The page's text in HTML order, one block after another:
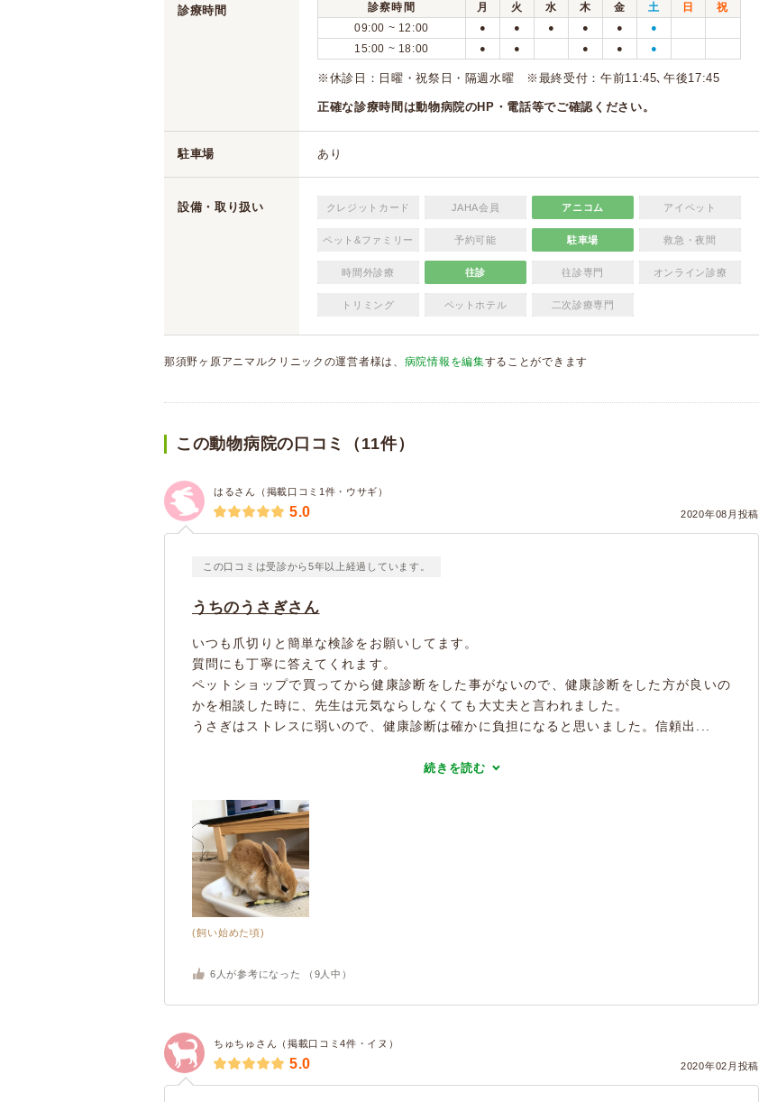
診療時間 診察時間 月 火 水 木 金 土 日
祝
09:00 ~ 12:00
● ● ● ● ● ●
15:00 ~ 18:00 ● ● ● ● ●
※休診日：日曜・祝祭日・隔週水曜 ※最終受付：午前11:45､午後17:45
正確な診療時間は動物病院のHP・電話等でご確認ください。
駐車場 あり
設備・取り扱い クレジットカード JAHA会員 アニコム アイペット
ペット&ファミリー 予約可能 駐車場 救急・夜間
時間外診療 往診 往診専門 オンライン診療
トリミング ペットホテル 二次診療専門
那須野ヶ原アニマルクリニックの運営者様は、 病院情報を編集することができます
この動物病院の口コミ（11件）
はるさん（掲載口コミ1件・ウサギ）
2020年08月投稿
5.0
この口コミは受診から5年以上経過しています。
うちのうさぎさん
いつも爪切りと簡単な検診をお願いしてます。
質問にも丁寧に答えてくれます。
ペットショップで買ってから健康診断をした事がないので、健康診断をした方が良いの
かを相談した時に、先生は元気ならしなくても大丈夫と言われました。
うさぎはストレスに弱いので、健康診断は確かに負担になると思いました。信頼出...
続きを読む
(飼い始めた頃)
6 人が参考になった （ 9 人中）
ちゅちゅさん（掲載口コミ4件・イヌ）
2020年02月投稿
5.0